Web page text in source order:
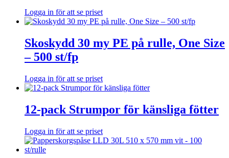
Logga in för att se priset
Skoskydd 30 my PE på rulle, One Size
– 500 st/fp
Logga in för att se priset
12-pack Strumpor för känsliga fötter
Logga in för att se priset